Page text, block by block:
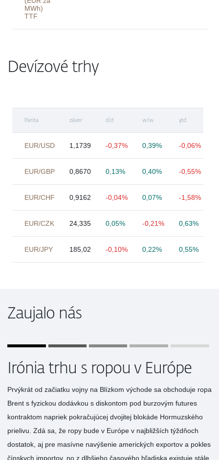
MWh)
TTF
Devízové trhy
Parita záver d/d w/w ytd
EUR/USD 1,1739 -0,37% 0,39% -0,06%
EUR/GBP 0,8670 0,13% 0,40% -0,55%
EUR/CHF 0,9162 -0,04% 0,07% -1,58%
EUR/CZK 24,335 0,05% -0,21% 0,63%
EUR/JPY 185,02 -0,10% 0,22% 0,55%
Zaujalo nás
Irónia trhu s ropou v Európe
Prvýkrát od začiatku vojny na Blízkom východe sa obchoduje ropa
Brent s fyzickou dodávkou s diskontom pod burzovým futures
kontraktom napriek pokračujúcej dvojitej blokáde Hormuzského
prielivu. Zdá sa, že ropy bude v Európe v najbližších týždňoch
dostatok, aj pre masívne navýšenie amerických exportov a pokles
čínskych importov, no z dlhšieho časového hľadiska existuje stále